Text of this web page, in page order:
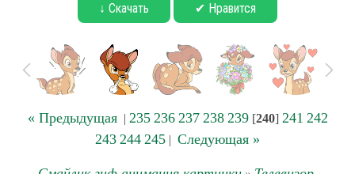
↓ Скачать ✔ Нравится
« Предыдущая| 235 236 237 238 239[240] 241 242
243 244 245 | Следующая »